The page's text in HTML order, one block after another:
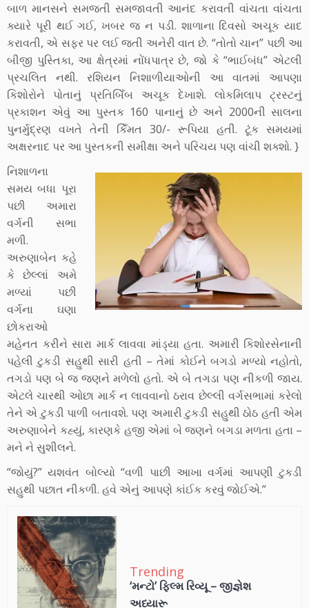
બાળ માનસને સમજતી સમજાવતી આનંદ કરાવતી વાંચતા વાંચતા
ક્યારે પૂરી થઈ ગઈ, ખબર જ ન પડી. શાળાના દિવસો અચૂક યાદ
કરાવતી, એ સફર પર લઈ જતી અનેરી વાત છે. “તોતો ચાન” પછી આ
બીજી પુસ્તિકા, આ ક્ષેત્રમાં નોંધપાત્ર છે, જો કે “ભાઈબંધ” એટલી
પ્રચલિત નથી. રશિયન નિશાળીયાઓની આ વાતમાં આપણા
કિશોરોને પોતાનું પ્રતિબિઁબ અચૂક દેખાશે. લોકમિલાપ ટ્રસ્ટનું
પ્રકાશન એવું આ પુસ્તક 160 પાનાનું છે અને 2000ની સાલના
પુનર્મુદ્રણ વખતે તેની કિઁમત 30/- રૂપિયા હતી. ટૂંક સમયમાં
અક્ષરનાદ પર આ પુસ્તકની સમીક્ષા અને પરિચય પણ વાંચી શક્શો. }
નિશાળના
સમય બધા પૂરા
પછી અમારા
વર્ગની સભા
મળી.
અરુણાબેન કહે
કે છેલ્લાં અમે
મળ્યાં પછી
વર્ગના ઘણા
છોકરાઓ
મહેનત કરીને સારા માર્ક લાવવા માંડ્યા હતા. અમારી કિશોરસેનાની
પહેલી ટુકડી સહુથી સારી હતી – તેમાં કોઈને બગડો મળ્યો નહોતો,
તગડો પણ બે જ જણને મળેલો હતો. એ બે તગડા પણ નીકળી જાય.
એટલે ચારથી ઓછા માર્ક ન લાવવાનો ઠરાવ છેલ્લી વર્ગસભામાં કરેલો
તેને એ ટુકડી પાળી બતાવશે. પણ અમારી ટુકડી સહુથી ઠોઠ હતી એમ
અરુણાબેને કહ્યું, કારણકે હજી એમાં બે જણને બગડા મળતા હતા –
મને ને સુશીલને.
“જોયું?” યશવંત બોલ્યો “વળી પાછી આખા વર્ગમાં આપણી ટુકડી
સહુથી પછાત નીકળી. હવે એનું આપણે કાંઈક કરવું જોઈએ.”
Trending
‘મન્ટો’ ફિલ્મ રિવ્યૂ – જીજ્ઞેશ
અધ્યારૂ